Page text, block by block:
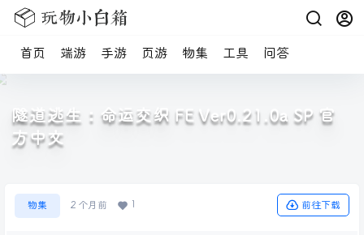
首页 端游 手游 页游 物集 工具 问答
隧道逃生：命运交织 FE Ver0.21.0a SP 官
方中文
物集 2 个月前 1 前往下载